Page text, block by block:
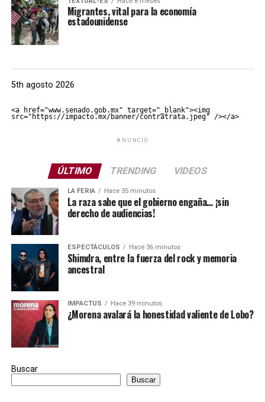
Migrantes, vital para la economía
estadounidense
5th agosto 2026
<a href="www.senado.gob.mx" target="_blank"><img
src="https://impacto.mx/banner/contratrata.jpeg" /></a>
ANUNCIO
ÚLTIMO TRENDING VIDEOS
LA FERIA Hace 35 minutos
La raza sabe que el gobierno engaña… ¡sin
derecho de audiencias!
ESPECTÁCULOS Hace 36 minutos
Shimdra, entre la fuerza del rock y memoria
ancestral
IMPACTUS Hace 39 minutos
¿Morena avalará la honestidad valiente de Lobo?
Buscar
Buscar